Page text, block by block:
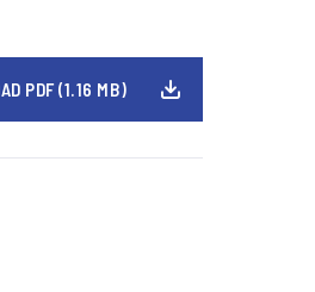
PDF (1.16 MB)